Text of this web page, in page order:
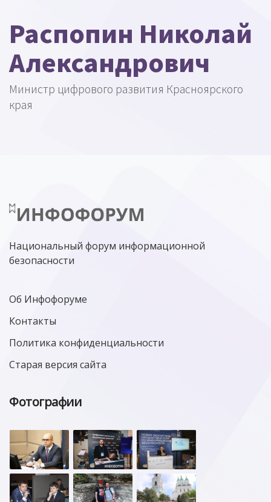
Распопин Николай
Александрович
Министр цифрового развития Красноярского
края
Национальный форум информационной
безопасности
Об Инфофоруме
Контакты
Политика конфиденциальности
Старая версия сайта
Фотографии